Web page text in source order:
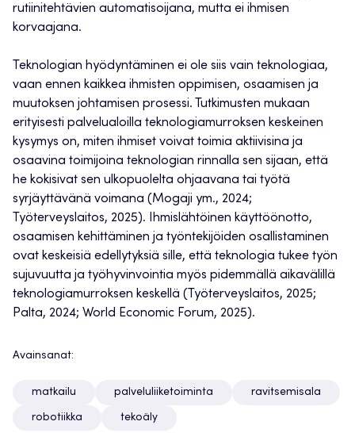
rutiinitehtävien automatisoijana, mutta ei ihmisen
korvaajana.
Teknologian hyödyntäminen ei ole siis vain teknologiaa,
vaan ennen kaikkea ihmisten oppimisen, osaamisen ja
muutoksen johtamisen prosessi. Tutkimusten mukaan
erityisesti palvelualoilla teknologiamurroksen keskeinen
kysymys on, miten ihmiset voivat toimia aktiivisina ja
osaavina toimijoina teknologian rinnalla sen sijaan, että
he kokisivat sen ulkopuolelta ohjaavana tai työtä
syrjäyttävänä voimana (Mogaji ym., 2024;
Työterveyslaitos, 2025). Ihmislähtöinen käyttöönotto,
osaamisen kehittäminen ja työntekijöiden osallistaminen
ovat keskeisiä edellytyksiä sille, että teknologia tukee työn
sujuvuutta ja työhyvinvointia myös pidemmällä aikavälillä
teknologiamurroksen keskellä (Työterveyslaitos, 2025;
Palta, 2024; World Economic Forum, 2025).
Avainsanat:
matkailu palveluliiketoiminta ravitsemisala
robotiikka tekoäly